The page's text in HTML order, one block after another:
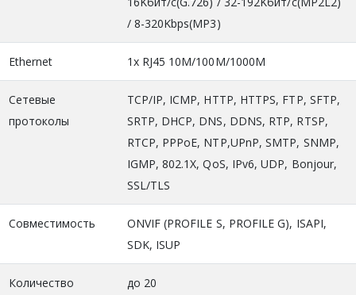
/ 8-320Kbps(MP3)
Ethernet 1x RJ45 10M/100M/1000М
Сетевые
протоколы
TCP/IP, ICMP, HTTP, HTTPS, FTP, SFTP,
SRTP, DHCP, DNS, DDNS, RTP, RTSP,
RTCP, PPPoE, NTP,UPnP, SMTP, SNMP,
IGMP, 802.1X, QoS, IPv6, UDP, Bonjour,
SSL/TLS
Совместимость
ONVIF (PROFILE S, PROFILE G), ISAPI,
SDK, ISUP
Количество
до 20